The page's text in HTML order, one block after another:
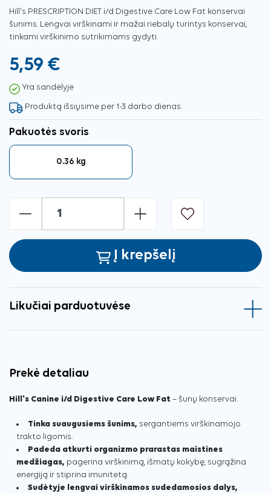
Hill's PRESCRIPTION DIET i/d Digestive Care Low Fat konservai
šunims. Lengvai virškinami ir mažai riebalų turintys konservai,
tinkami virškinimo sutrikimams gydyti.
5,59 €
Yra sandėlyje
Produktą išsiųsime per 1-3 darbo dienas.
Pakuotės svoris
0.36 kg
- +
Į krepšelį
Likučiai parduotuvėse
Prekė detaliau
Hill's Canine i/d Digestive Care Low Fat – šunų konservai.
Tinka suaugusiems šunims, sergantiems virškinamojo
trakto ligomis.
Padeda atkurti organizmo prarastas maistines
medžiagas, pagerina virškinimą, išmatų kokybę, sugrąžina
energiją ir stiprina imunitetą.
Sudėtyje lengvai virškinamos sudedamosios dalys,